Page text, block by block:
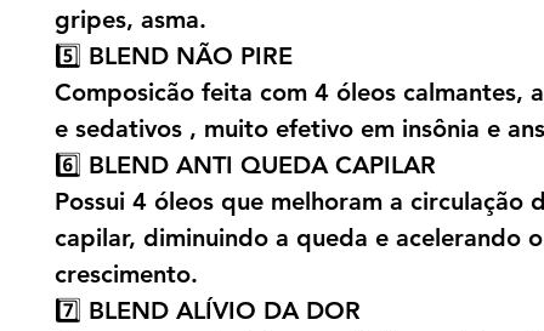
gripes, asma.
5️⃣ BLEND NÃO PIRE
Composicão feita com 4 óleos calmantes,
e sedativos , muito efetivo em insônia e
6️⃣ BLEND ANTI QUEDA CAPILAR
Possui 4 óleos que melhoram a circulação
capilar, diminuindo a queda e acelerando o
crescimento.
7️⃣ BLEND ALÍVIO DA DOR